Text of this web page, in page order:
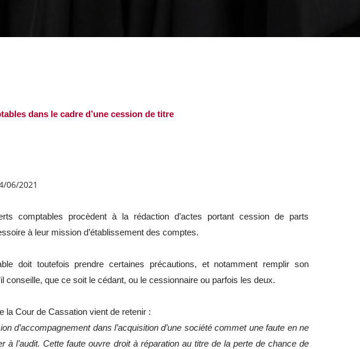
dans le cadre d’une cession de titre
06/2021
comptables procèdent à la rédaction d’actes portant cession de parts
à leur mission d’établissement des comptes.
doit toutefois prendre certaines précautions, et notamment remplir son
conseille, que ce soit le cédant, ou le cessionnaire ou parfois les deux.
la Cour de Cassation vient de retenir :
d’accompagnement dans l’acquisition d’une société commet une faute en ne
à l’audit. Cette faute ouvre droit à réparation au titre de la perte de chance de